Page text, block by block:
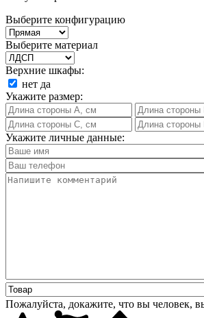
Выберите конфигурацию
Выберите материал
Верхние шкафы:
нет да
Укажите размер:
Укажите личные данные:
Пожалуйста, докажите, что вы человек,